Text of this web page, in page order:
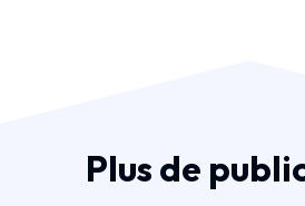
Plus de